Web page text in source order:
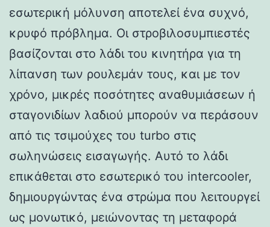
εσωτερική μόλυνση αποτελεί ένα συχνό,
κρυφό πρόβλημα. Οι στροβιλοσυμπιεστές
βασίζονται στο λάδι του κινητήρα για τη
λίπανση των ρουλεμάν τους, και με τον
χρόνο, μικρές ποσότητες αναθυμιάσεων ή
σταγονιδίων λαδιού μπορούν να περάσουν
από τις τσιμούχες του turbo στις
σωληνώσεις εισαγωγής. Αυτό το λάδι
επικάθεται στο εσωτερικό του intercooler,
δημιουργώντας ένα στρώμα που λειτουργεί
ως μονωτικό, μειώνοντας τη μεταφορά